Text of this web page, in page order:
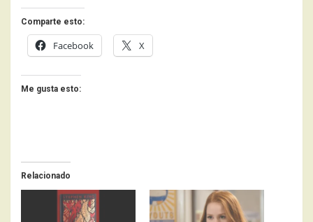
Comparte esto:
Facebook X
Me gusta esto:
Relacionado